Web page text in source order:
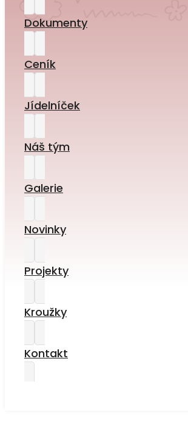
Dokumenty
Ceník
Jídelníček
Náš tým
Galerie
Novinky
Projekty
Kroužky
Kontakt